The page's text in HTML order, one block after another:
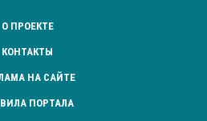
О ПРОЕКТЕ
КОНТАКТЫ
НА САЙТЕ
ПОРТАЛА